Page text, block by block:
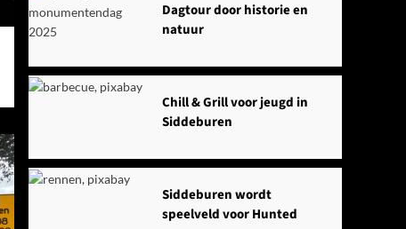
Dagtour door historie en
natuur
Chill & Grill voor jeugd in
Siddeburen
Siddeburen wordt
speelveld voor Hunted